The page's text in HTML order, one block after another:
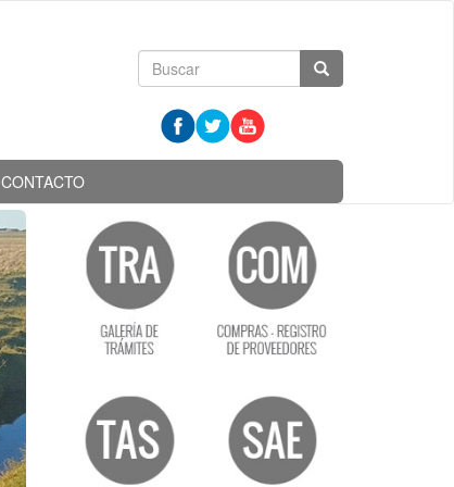
Formulario
de
búsqueda
CONTACTO